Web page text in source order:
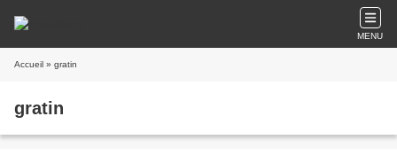
MENU
Accueil » gratin
gratin